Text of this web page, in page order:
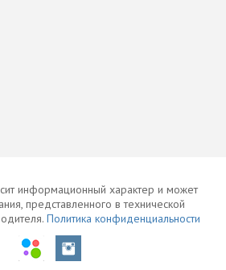
информационный характер и может
представленного в технической
Политика конфиденциальности